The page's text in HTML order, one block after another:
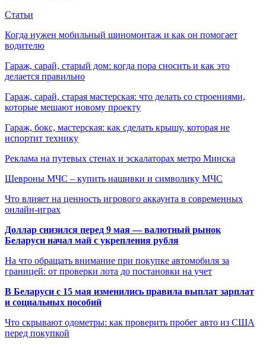
Статьи
Когда нужен мобильный шиномонтаж и как он помогает
водителю
Гараж, сарай, старый дом: когда пора сносить и как это
делается правильно
Гараж, сарай, старая мастерская: что делать со строениями,
которые мешают новому проекту
Гараж, бокс, мастерская: как сделать крышу, которая не
испортит технику
Реклама на путевых стенах и эскалаторах метро Минска
Шевроны МЧС – купить нашивки и символику МЧС
Что влияет на ценность игрового аккаунта в современных
онлайн-играх
Доллар снизился перед 9 мая — валютный рынок
Беларуси начал май с укрепления рубля
На что обращать внимание при покупке автомобиля за
границей: от проверки лота до постановки на учет
В Беларуси с 15 мая изменились правила выплат зарплат
и социальных пособий
Что скрывают одометры: как проверить пробег авто из США
перед покупкой